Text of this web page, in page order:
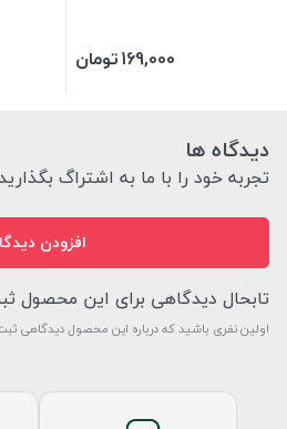
169,000تومان
دیدگاه ها
تجربه خود را با ما به اشتراگ
افزودن
تابحال دیدگاهی برای این محصول
اولین نفری باشید که درباره این محصول دیدگاهی